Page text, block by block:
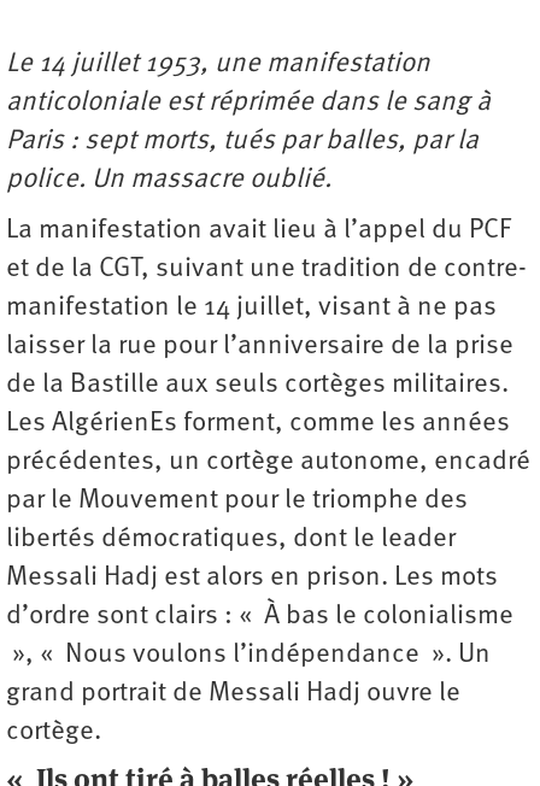
Le 14 juillet 1953, une manifestation
anticoloniale est réprimée dans le sang à
Paris : sept morts, tués par balles, par la
police. Un massacre oublié.
La manifestation avait lieu à l’appel du PCF
et de la CGT, suivant une tradition de contre-
manifestation le 14 juillet, visant à ne pas
laisser la rue pour l’anniversaire de la prise
de la Bastille aux seuls cortèges militaires.
Les AlgérienEs forment, comme les années
précédentes, un cortège autonome, encadré
par le Mouvement pour le triomphe des
libertés démocratiques, dont le leader
Messali Hadj est alors en prison. Les mots
d’ordre sont clairs : « À bas le colonialisme
», « Nous voulons l’indépendance ». Un
grand portrait de Messali Hadj ouvre le
cortège.